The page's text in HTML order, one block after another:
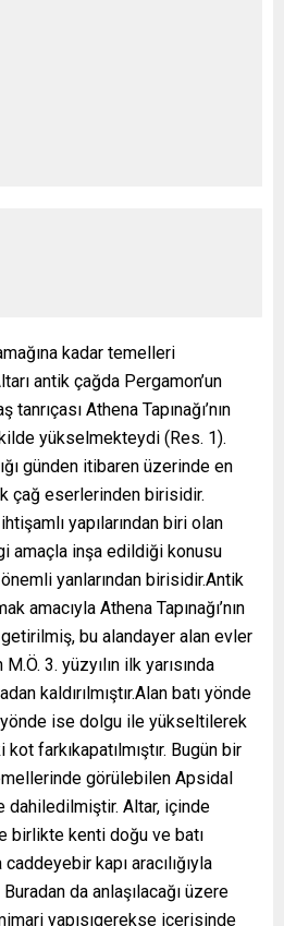
kadar temelleri
antik çağda Pergamon’un
Athena Tapınağı’nın
yükselmekteydi (Res. 1).
günden itibaren üzerinde en
çağ eserlerinden birisidir.
yapılarından biri olan
amaçla inşa edildiği konusu
yanlarından birisidir.Antik
amacıyla Athena Tapınağı’nın
bu alandayer alan evler
3. yüzyılın ilk yarısında
kaldırılmıştır.Alan batı yönde
ise dolgu ile yükseltilerek
farkıkapatılmıştır. Bugün bir
görülebilen Apsidal
dahiledilmiştir. Altar, içinde
birlikte kenti doğu ve batı
kapı aracılığıyla
da anlaşılacağı üzere
yapısıgerekse içerisinde